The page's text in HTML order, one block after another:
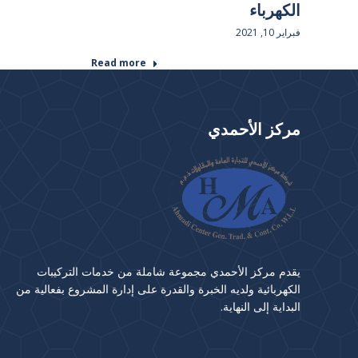
الكهرباء
فبراير 10, 2021
Read more
مركز الأحمدي
يقدم مركز الأحمدي مجموعة شاملة من خدمات التركيبات
الكهربائية ولديه الخبرة والقدرة على إدارة المشروع بفعالية من
البداية إلى النهاية.